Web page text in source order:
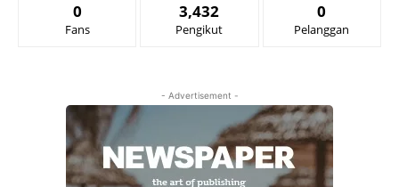
0
Fans
3,432
Pengikut
0
Pelanggan
- Advertisement -